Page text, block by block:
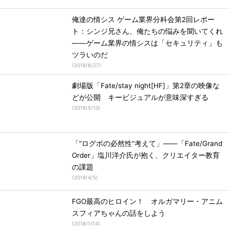
俺達の情シス ゲーム業界分科会第2回レポー
ト：シンジ兄さん、俺たちの悩みを聞いてくれ
――ゲーム業界の情シスは「セキュリティ」も
ツラいのだ
(2018/6/27)
劇場版「Fate/stay night[HF]」第2章の映像な
どが公開 キービジュアルが意味深すぎる
(2018/5/10)
「“ログボの必然性”考えて」――「Fate/Grand
Order」塩川洋介氏が抱く、クリエイター教育
の課題
(2018/4/5)
FGO最高のヒロイン！ オルガマリー・アニム
スフィアちゃんの話をしよう
(2018/1/14)